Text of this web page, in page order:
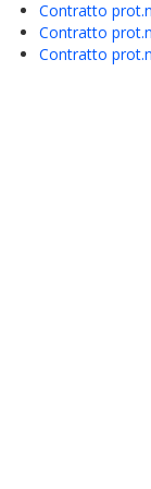
Contratto
Contratto
Contratto